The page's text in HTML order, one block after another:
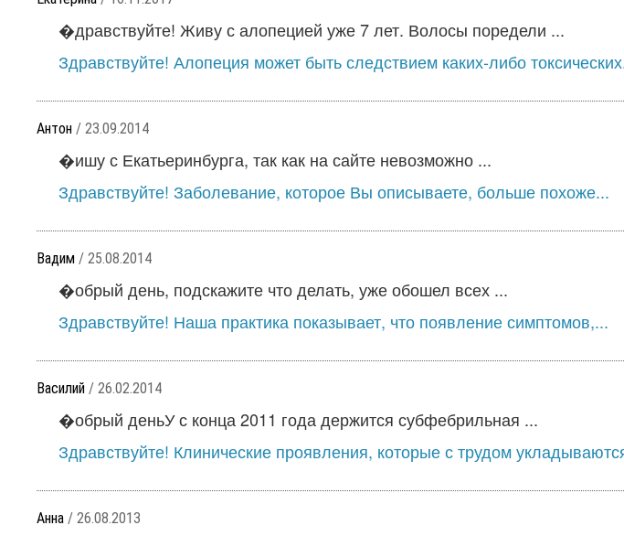
�дравствуйте! Живу с алопецией уже 7 лет. Волосы поредели ...
Здравствуйте! Алопеция может быть следствием каких-либо
Антон / 23.09.2014
�ишу с Екатьеринбурга, так как на сайте невозможно ...
Здравствуйте! Заболевание, которое Вы описываете, больше похоже...
Вадим / 25.08.2014
�обрый день, подскажите что делать, уже обошел всех ...
Здравствуйте! Наша практика показывает, что появление симптомов,...
Василий / 26.02.2014
�обрый деньУ с конца 2011 года держится субфебрильная ...
Здравствуйте! Клинические проявления, которые с трудом
Анна / 26.08.2013